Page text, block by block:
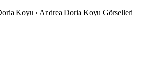
Koyu › Andrea Doria Koyu Görselleri